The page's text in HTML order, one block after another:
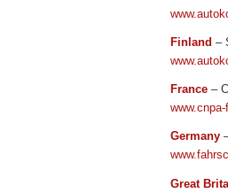
Finland –
France –
Germany
Great